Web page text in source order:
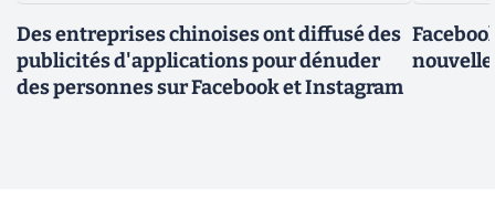
Des entreprises chinoises ont diffusé des
publicités d'applications pour dénuder
des personnes sur Facebook et Instagram